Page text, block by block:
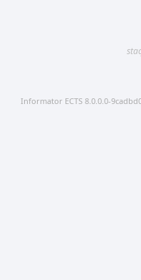
Informator ECTS 8.0.0.0-